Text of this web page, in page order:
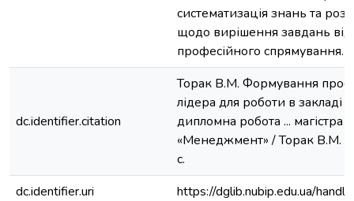
систематизація знань та
щодо вирішення завдань
професійного спрямування.
dc.identifier.citation
Торак В.М. Формування
лідера для роботи в закладі
дипломна робота ... магістра
«Менеджмент» / Торак В.М. -
с.
dc.identifier.uri
https://dglib.nubip.edu.ua/